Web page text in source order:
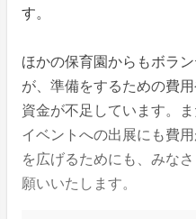
す。
ほかの保育園からもボラ
が、準備をするための費
資金が不足しています。
イベントへの出展にも費
を広げるためにも、みな
願いいたします。